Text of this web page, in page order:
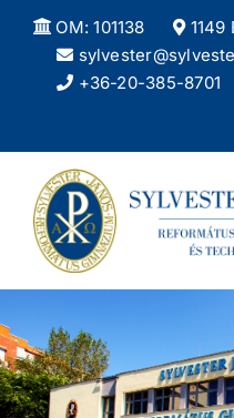
Kihagyás
OM: 101138 1149
+36-20-385-8701
Iskolánkról